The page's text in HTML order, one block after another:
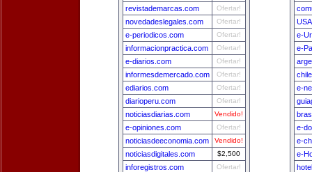
revistademarcas.com Ofertar!
novedadeslegales.com Ofertar!
e-periodicos.com Ofertar!
informacionpractica.com Ofertar!
e-diarios.com Ofertar!
informesdemercado.com Ofertar!
ediarios.com Ofertar!
diarioperu.com Ofertar!
noticiasdiarias.com Vendido!
e-opiniones.com Ofertar!
noticiasdeeconomia.com Vendido!
noticiasdigitales.com $2,500
inforegistros.com Ofertar!
e-
e-
e-
e-
e-
e-